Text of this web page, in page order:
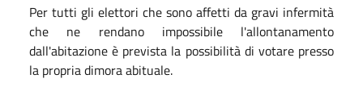
Per tutti gli elettori che sono affetti da gravi infermità
che ne rendano impossibile l'allontanamento
dall'abitazione è prevista la possibilità di votare presso
la propria dimora abituale.